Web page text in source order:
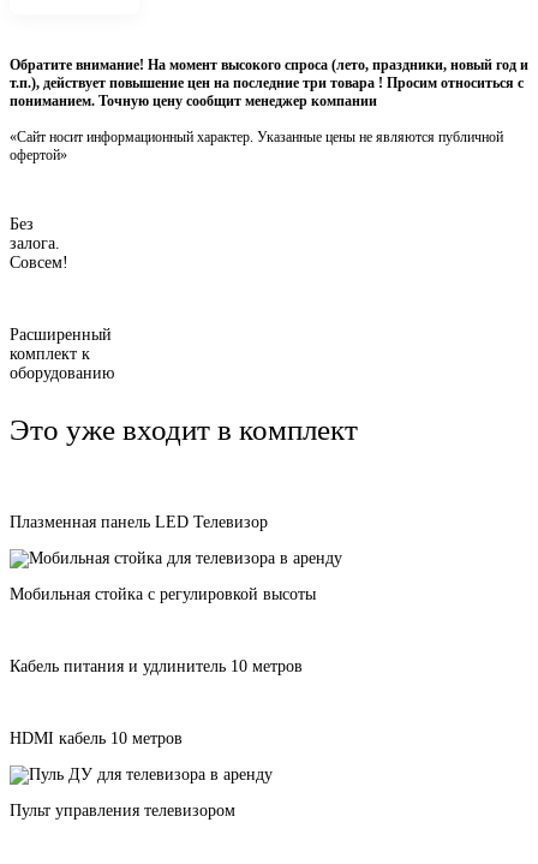
Обратите внимание! На момент высокого спроса (лето, праздники, новый год и
т.п.), действует повышение цен на последние три товара ! Просим относиться с
пониманием. Точную цену сообщит менеджер компании
«Сайт носит информационный характер. Указанные цены не являются публичной
офертой»
Без
залога.
Совсем!
Расширенный
комплект к
оборудованию
Это уже входит в комплект
Плазменная панель LED Телевизор
Мобильная стойка с регулировкой высоты
Кабель питания и удлинитель 10 метров
HDMI кабель 10 метров
Пульт управления телевизором